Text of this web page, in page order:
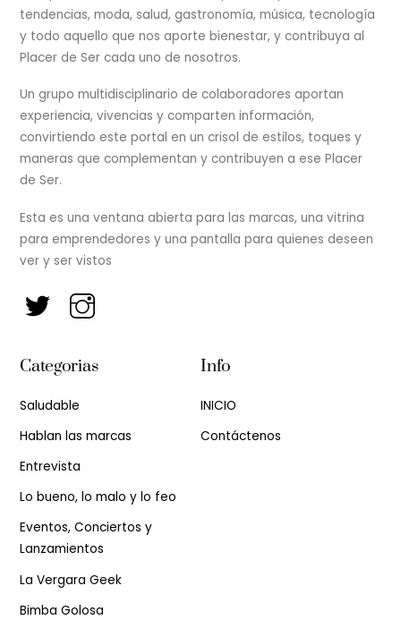
tendencias, moda, salud, gastronomía, música, tecnología
y todo aquello que nos aporte bienestar, y contribuya al
Placer de Ser cada uno de nosotros.
Un grupo multidisciplinario de colaboradores aportan
experiencia, vivencias y comparten información,
convirtiendo este portal en un crisol de estilos, toques y
maneras que complementan y contribuyen a ese Placer
de Ser.
Esta es una ventana abierta para las marcas, una vitrina
para emprendedores y una pantalla para quienes deseen
ver y ser vistos
Categorias
Saludable
Hablan las marcas
Entrevista
Lo bueno, lo malo y lo feo
Eventos, Conciertos y
Lanzamientos
La Vergara Geek
Bimba Golosa
Info
INICIO
Contáctenos